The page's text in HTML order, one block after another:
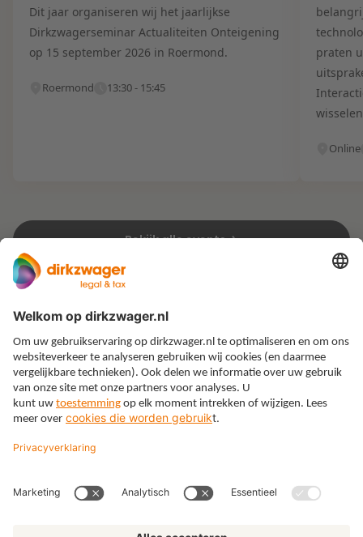
Dit jaar organiseren wij het jaarlijkse
Dirkzwagerseminar Actualiteiten Onteigening
op 15 september 2026 in Roermond.
Roermond 13:30 - 15:45
praten
Online
Bekijk alle events
Expertises
Thema’s